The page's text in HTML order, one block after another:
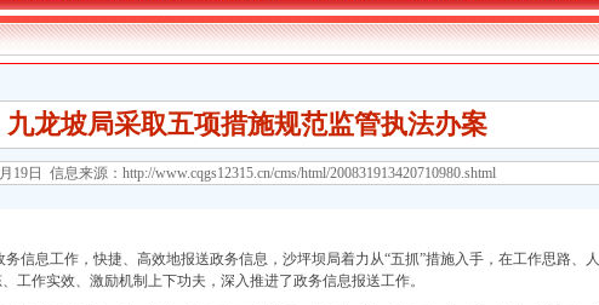
九龙坡局采取五项措施规范监管执法办案
19日 信息来源： http://www.cqgs12315.cn/cms/html/200831913420710980.shtml
信息工作，快捷、高效地报送政务信息，沙坪坝局着力从“五抓”措施入手，在工作思路、人
工作实效、激励机制上下功夫，深入推进了政务信息报送工作。